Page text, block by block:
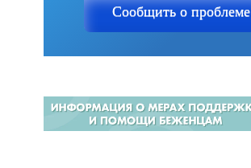
Сообщить о проблеме